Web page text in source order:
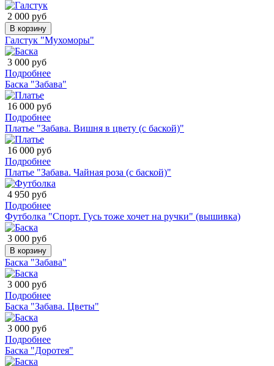
2 000 руб
В корзину
Галстук "Мухоморы"
3 000 руб
Подробнее
Баска "Забава"
16 000 руб
Подробнее
Платье "Забава. Вишня в цвету (с баской)"
16 000 руб
Подробнее
Платье "Забава. Чайная роза (с баской)"
4 950 руб
Подробнее
Футболка "Спорт. Гусь тоже хочет на ручки" (вышивка)
3 000 руб
В корзину
Баска "Забава"
3 000 руб
Подробнее
Баска "Забава. Цветы"
3 000 руб
Подробнее
Баска "Доротея"